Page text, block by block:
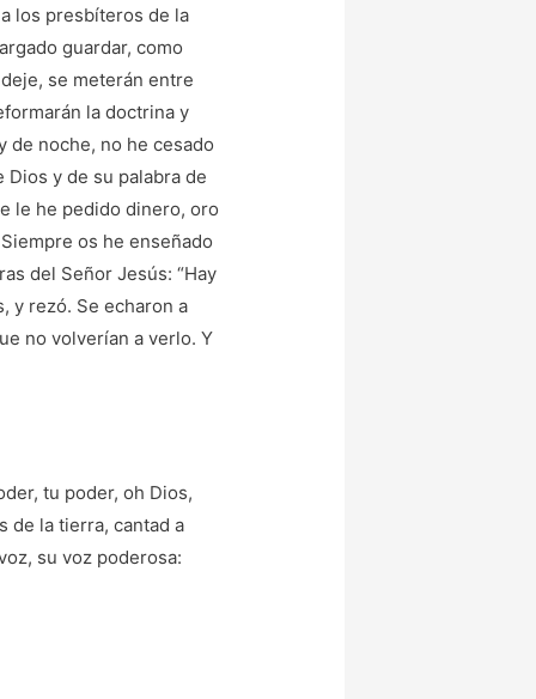
los presbíteros de la
guardar, como
se meterán entre
la doctrina y
de noche, no he cesado
y de su palabra de
le he pedido dinero, oro
os he enseñado
del Señor Jesús: “Hay
y rezó. Se echaron a
no volverían a verlo. Y
tu poder, oh Dios,
de la tierra, cantad a
su voz poderosa: